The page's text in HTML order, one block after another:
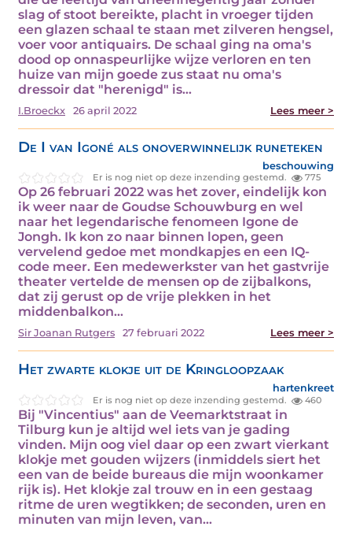
slag of stoot bereikte, placht in vroeger tijden
een glazen schaal te staan met zilveren hengsel,
voer voor antiquairs. De schaal ging na oma's
dood op onnaspeurlijke wijze verloren en ten
huize van mijn goede zus staat nu oma's
dressoir dat "herenigd" is…
I.Broeckx 26 april 2022 Lees meer >
De I van Igoné als onoverwinnelijk runeteken
beschouwing
Er is nog niet op deze inzending gestemd. 775
Op 26 februari 2022 was het zover, eindelijk kon
ik weer naar de Goudse Schouwburg en wel
naar het legendarische fenomeen Igone de
Jongh. Ik kon zo naar binnen lopen, geen
vervelend gedoe met mondkapjes en een IQ-
code meer. Een medewerkster van het gastvrije
theater vertelde de mensen op de zijbalkons,
dat zij gerust op de vrije plekken in het
middenbalkon…
Sir Joanan Rutgers 27 februari 2022 Lees meer >
Het zwarte klokje uit de Kringloopzaak
hartenkreet
Er is nog niet op deze inzending gestemd. 460
Bij "Vincentius" aan de Veemarktstraat in
Tilburg kun je altijd wel iets van je gading
vinden. Mijn oog viel daar op een zwart vierkant
klokje met gouden wijzers (inmiddels siert het
een van de beide bureaus die mijn woonkamer
rijk is). Het klokje zal trouw en in een gestaag
ritme de uren wegtikken; de seconden, uren en
minuten van mijn leven, van…